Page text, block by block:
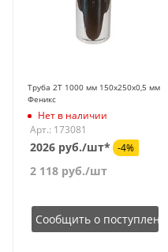
Труба 2Т 1000 мм 150х250х0,5 мм
Феникс
Нет в наличии
Арт.: 173081
2026 руб./шт* -4%
2 118 руб./шт
Сообщить о поступлении